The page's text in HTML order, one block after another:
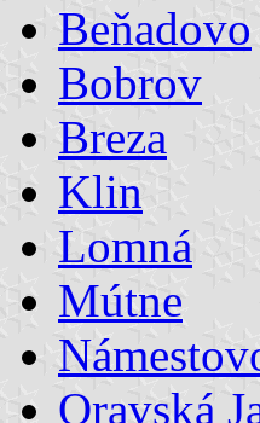
Beňadovo
Bobrov
Breza
Klin
Lomná
Mútne
Oravská